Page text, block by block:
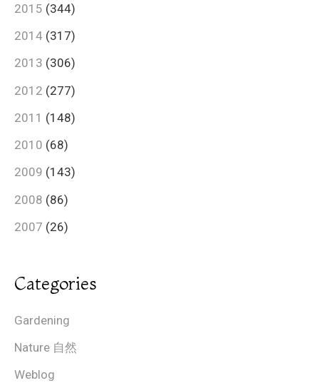
2015 (344)
2014 (317)
2013 (306)
2012 (277)
2011 (148)
2010 (68)
2009 (143)
2008 (86)
2007 (26)
Categories
Gardening
Nature 自然
Weblog